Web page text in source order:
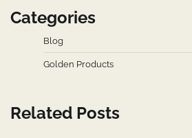
Categories
Blog
Golden Products
Related Posts